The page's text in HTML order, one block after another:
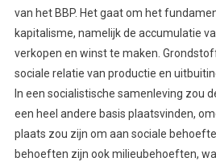
van het BBP. Het gaat om het
kapitalisme, namelijk de accumulatie
verkopen en winst te maken.
sociale relatie van productie en
In een socialistische samenleving zou
een heel andere basis plaatsvinden,
plaats zou zijn om aan sociale
behoeften zijn ook milieubehoeften,